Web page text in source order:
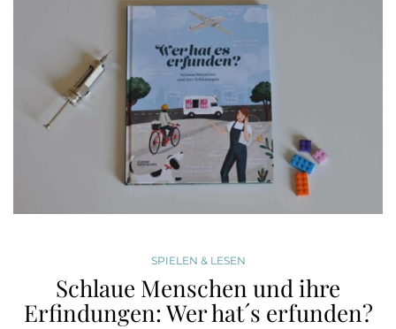
SPIELEN & LESEN
Schlaue Menschen und ihre
Erfindungen: Wer hat´s erfunden?